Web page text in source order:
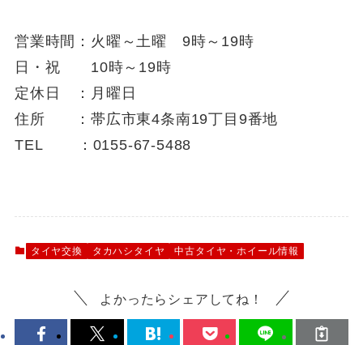
営業時間：火曜～土曜 9時～19時
日・祝 10時～19時
定休日 ：月曜日
住所 ：帯広市東4条南19丁目9番地
TEL ：0155-67-5488
タイヤ交換 タカハシタイヤ 中古タイヤ・ホイール情報
よかったらシェアしてね！